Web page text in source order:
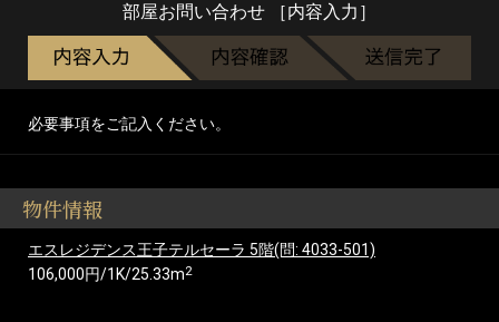
部屋お問い合わせ ［内容入力］
必要事項をご記入ください。
物件情報
エスレジデンス王子テルセーラ 5階(問: 4033-501)
106,000円/1K/25.33m2